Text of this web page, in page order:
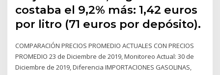
costaba el 9,2% más: 1,42 euros
por litro (71 euros por depósito).
COMPARACIÓN PRECIOS PROMEDIO ACTUALES CON PRECIOS
PROMEDIO 23 de Diciembre de 2019, Monitoreo Actual: 30 de
Diciembre de 2019, Diferencia IMPORTACIONES GASOLINAS,